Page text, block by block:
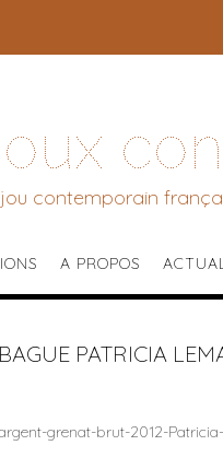
contemporain
A PROPOS
PATRICIA